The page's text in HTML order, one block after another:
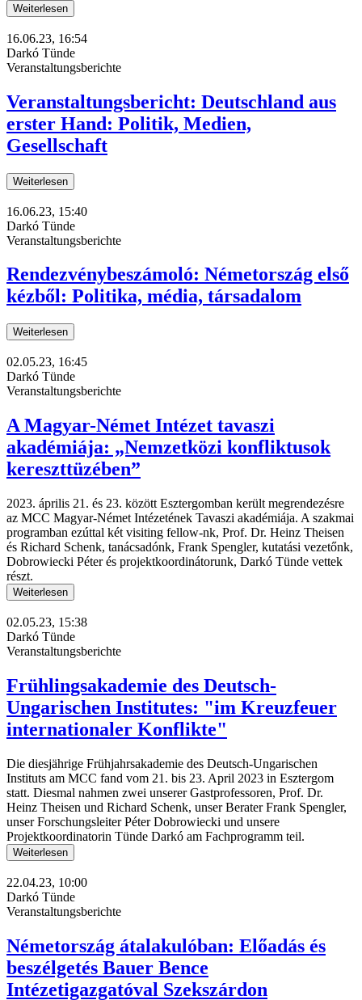
Weiterlesen
16.06.23, 16:54
Darkó Tünde
Veranstaltungsberichte
Veranstaltungsbericht: Deutschland aus
erster Hand: Politik, Medien,
Gesellschaft
Weiterlesen
16.06.23, 15:40
Darkó Tünde
Veranstaltungsberichte
Rendezvénybeszámoló: Németország első
kézből: Politika, média, társadalom
Weiterlesen
02.05.23, 16:45
Darkó Tünde
Veranstaltungsberichte
A Magyar-Német Intézet tavaszi
akadémiája: „Nemzetközi konfliktusok
kereszttüzében”
2023. április 21. és 23. között Esztergomban került megrendezésre
az MCC Magyar-Német Intézetének Tavaszi akadémiája. A szakmai
programban ezúttal két visiting fellow-nk, Prof. Dr. Heinz Theisen
és Richard Schenk, tanácsadónk, Frank Spengler, kutatási vezetőnk,
Dobrowiecki Péter és projektkoordinátorunk, Darkó Tünde vettek
részt.
Weiterlesen
02.05.23, 15:38
Darkó Tünde
Veranstaltungsberichte
Frühlingsakademie des Deutsch-
Ungarischen Institutes: "im Kreuzfeuer
internationaler Konflikte"
Die diesjährige Frühjahrsakademie des Deutsch-Ungarischen
Instituts am MCC fand vom 21. bis 23. April 2023 in Esztergom
statt. Diesmal nahmen zwei unserer Gastprofessoren, Prof. Dr.
Heinz Theisen und Richard Schenk, unser Berater Frank Spengler,
unser Forschungsleiter Péter Dobrowiecki und unsere
Projektkoordinatorin Tünde Darkó am Fachprogramm teil.
Weiterlesen
22.04.23, 10:00
Darkó Tünde
Veranstaltungsberichte
Németország átalakulóban: Előadás és
beszélgetés Bauer Bence
Intézetigazgatóval Szekszárdon